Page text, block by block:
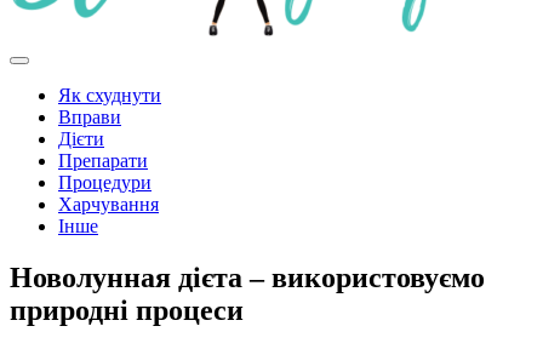
Як схуднути
Вправи
Дієти
Препарати
Процедури
Харчування
Інше
Новолунная дієта – використовуємо
природні процеси